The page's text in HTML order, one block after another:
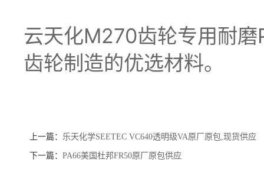
云天化M270齿轮专用耐
齿轮制造的优选材料。
上一篇： 乐天化学SEETEC VC640透明级VA原厂原包,现货供应
下一篇： PA66美国杜邦FR50原厂原包供应